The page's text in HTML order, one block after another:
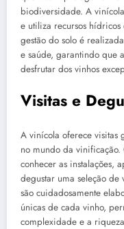
biodiversidade. A
e utiliza recursos
gestão do solo é
e saúde, garantindo que
desfrutar dos vinhos
Visitas e
A vinícola oferece visitas
no mundo da
conhecer as instalações,
degustar uma seleção de
são cuidadosamente
únicas de cada vinho,
complexidade e a